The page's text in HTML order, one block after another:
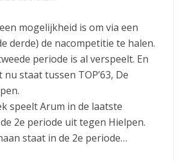
mogelijkheid is om via een
derde) de nacompetitie te halen.
periode is al verspeelt. En
staat tussen TOP’63, De
speelt Arum in de laatste
2e periode uit tegen Hielpen.
staat in de 2e periode…